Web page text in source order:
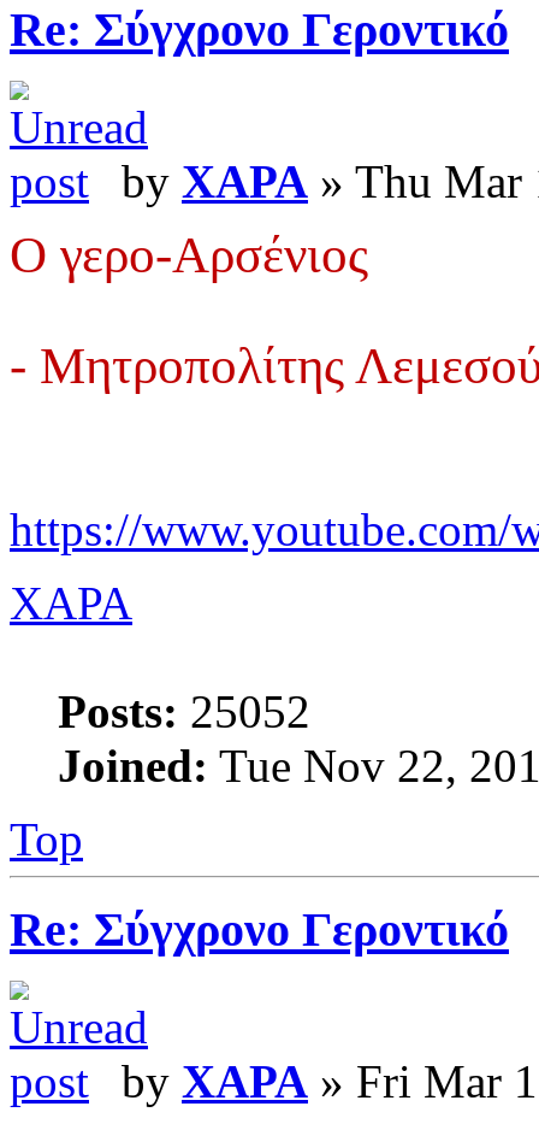
Re: Σύγχρονο Γεροντικό
by XAPA » Thu Mar
Ο γερο-Αρσένιος
- Μητροπολίτης
https://www.youtube.com/
XAPA
Posts: 25052
Joined: Tue Nov 22,
Top
Re: Σύγχρονο Γεροντικό
by XAPA » Fri Mar